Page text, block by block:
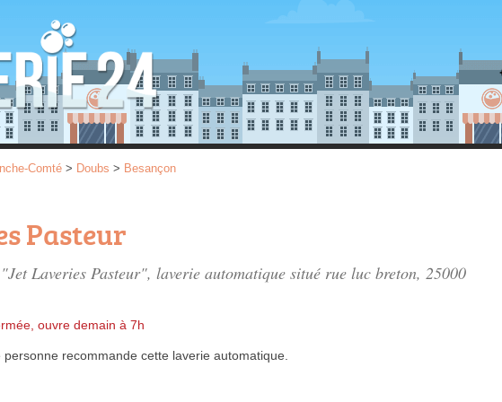
Comté > Doubs > Besançon
Pasteur
Laveries Pasteur", laverie automatique situé rue luc breton, 25000
ouvre demain à 7h
personne recommande cette laverie automatique.